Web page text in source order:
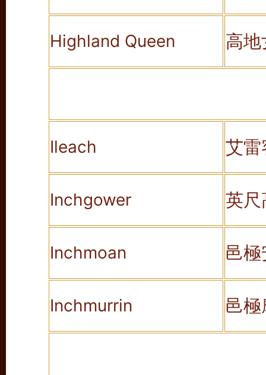
Highland Queen 高
Ileach 艾雷
Inchgower 英尺
Inchmoan 邑極
Inchmurrin 邑極